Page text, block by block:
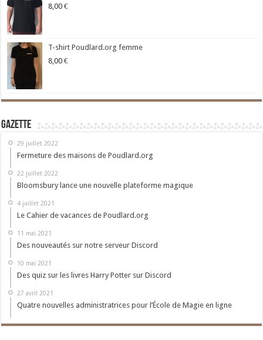
8,00 €
T-shirt Poudlard.org femme
8,00 €
Gazette
29 juillet 2022
Fermeture des maisons de Poudlard.org
22 juillet 2022
Bloomsbury lance une nouvelle plateforme magique
4 juillet 2021
Le Cahier de vacances de Poudlard.org
11 mai 2021
Des nouveautés sur notre serveur Discord
10 mai 2021
Des quiz sur les livres Harry Potter sur Discord
27 avril 2021
Quatre nouvelles administratrices pour l’École de Magie en ligne